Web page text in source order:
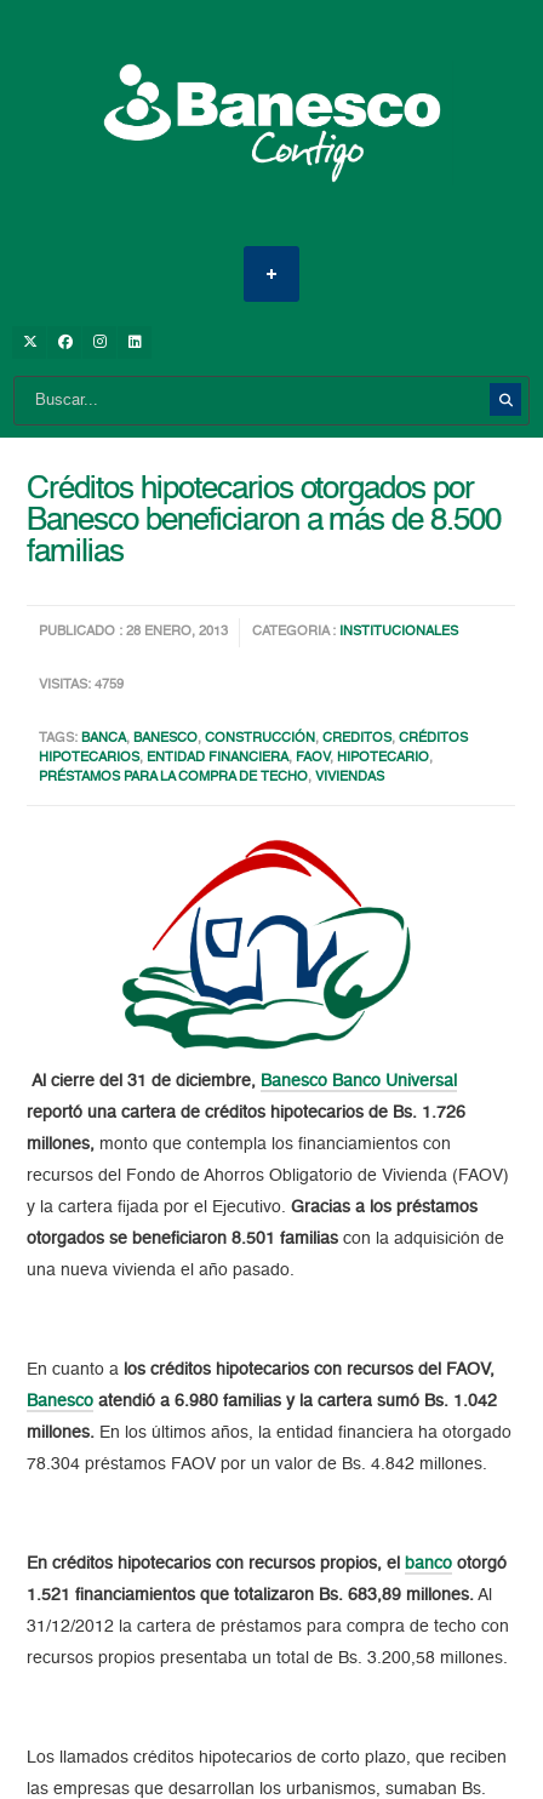
Créditos hipotecarios otorgados por
Banesco beneficiaron a más de 8.500
familias
PUBLICADO : 28 ENERO, 2013 CATEGORIA : INSTITUCIONALES
VISITAS: 4759
TAGS:BANCA,BANESCO,CONSTRUCCIÓN,CREDITOS,CRÉDITOS
HIPOTECARIOS, ENTIDAD FINANCIERA, FAOV,HIPOTECARIO,
PRÉSTAMOS PARA LA COMPRA DE TECHO,VIVIENDAS
Al cierre del 31 de diciembre, Banesco Banco Universal
reportó una cartera de créditos hipotecarios de Bs. 1.726
millones, monto que contempla los financiamientos con
recursos del Fondo de Ahorros Obligatorio de Vivienda (FAOV)
y la cartera fijada por el Ejecutivo. Gracias a los préstamos
otorgados se beneficiaron 8.501 familias con la adquisición de
una nueva vivienda el año pasado.
En cuanto a los créditos hipotecarios con recursos del FAOV,
Banesco atendió a 6.980 familias y la cartera sumó Bs. 1.042
millones. En los últimos años, la entidad financiera ha otorgado
78.304 préstamos FAOV por un valor de Bs. 4.842 millones.
En créditos hipotecarios con recursos propios, el banco otorgó
1.521 financiamientos que totalizaron Bs. 683,89 millones. Al
31/12/2012 la cartera de préstamos para compra de techo con
recursos propios presentaba un total de Bs. 3.200,58 millones.
Los llamados créditos hipotecarios de corto plazo, que reciben
las empresas que desarrollan los urbanismos, sumaban Bs.